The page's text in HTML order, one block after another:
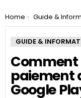
You are here:
Home Guide &
GUIDE &
Comment
paiement
Google